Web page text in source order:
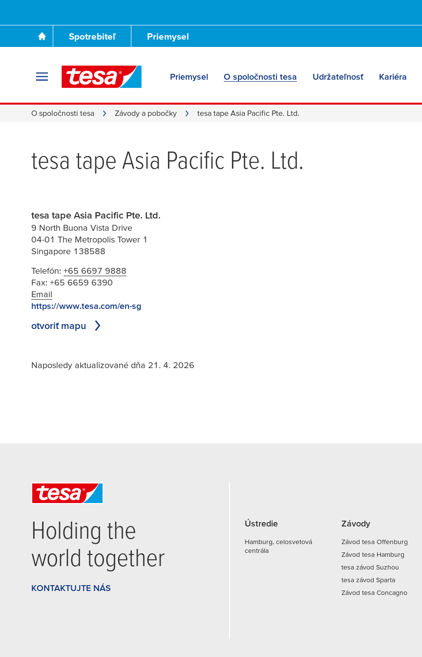
Spotrebiteľ Priemysel
Priemysel O spoločnosti tesa Udržateľnosť Kariéra
O spoločnosti tesa Závody a pobočky tesa tape Asia Pacific Pte. Ltd.
tesa tape Asia Pacific Pte. Ltd.
tesa tape Asia Pacific Pte. Ltd.
9 North Buona Vista Drive
04-01 The Metropolis Tower 1
Singapore 138588
Telefón: +65 6697 9888
Fax: +65 6659 6390
Email
https://www.tesa.com/en-sg
otvoriť mapu
Naposledy aktualizované dňa 21. 4. 2026
Holding the
world together
KONTAKTUJTE NÁS
Ústredie
Hamburg, celosvetová
centrála
Závody
Závod tesa Offenburg
Závod tesa Hamburg
tesa závod Suzhou
tesa závod Sparta
Závod tesa Concagno